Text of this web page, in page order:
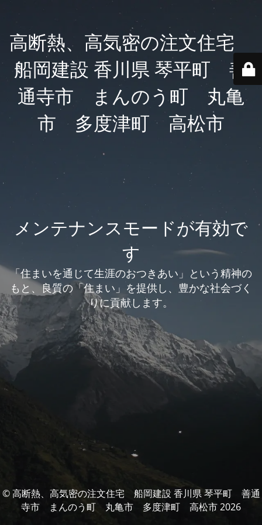
高断熱、高気密の注文住宅
船岡建設 香川県 琴平町 善
通寺市 まんのう町 丸亀
市 多度津町 高松市
メンテナンスモードが有効で
す
「住まいを通じて生涯のおつきあい」という精神の
もと、良質の「住まい」を提供し、豊かな社会づく
りに貢献します。
© 高断熱、高気密の注文住宅 船岡建設 香川県 琴平町 善通
寺市 まんのう町 丸亀市 多度津町 高松市 2026